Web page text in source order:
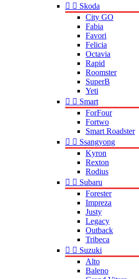
  Skoda
City GO
Fabia
Favori
Felicia
Octavia
Rapid
Roomster
SuperB
Yeti
  Smart
ForFour
Fortwo
Smart Roadster
  Ssangyong
Kyron
Rexton
Rodius
  Subaru
Forester
Impreza
Justy
Legacy
Outback
Tribeca
  Suzuki
Alto
Baleno